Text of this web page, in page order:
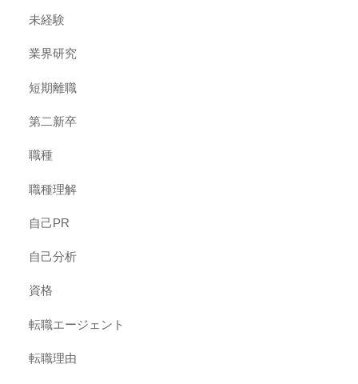
未経験
業界研究
短期離職
第二新卒
職種
職種理解
自己PR
自己分析
資格
転職エージェント
転職理由